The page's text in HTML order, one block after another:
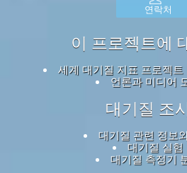
연락처
이 프로젝트에
세계 대기질 지표 프로젝트
언론과 미디어
대기질 조
대기질 관련 정보
대기질 실험
대기질 측정기